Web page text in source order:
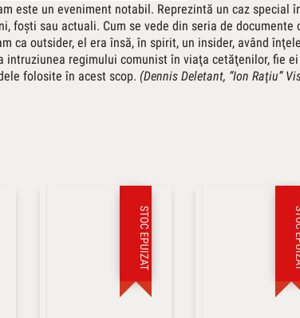
este un eveniment notabil. Reprezintă un caz
foşti sau actuali. Cum se vede din seria de
ca outsider, el era însă, în spirit, un insider, având
regimului comunist în viaţa cetăţenilor, fie
folosite în acest scop. (Dennis Deletant, “Ion Raţiu”
STOC EPUIZAT